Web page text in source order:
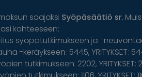
saajaksi Syöpäsäätiö sr.
kohteeseen:
syöpätutkimukseen ja -
-keräykseen: 5445, YRITYKSET:
tutkimukseen: 2202, YRITYKSET: